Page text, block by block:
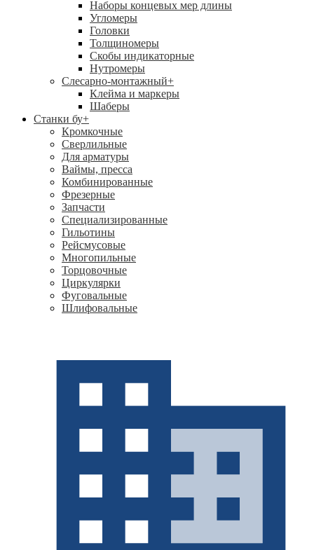
Наборы концевых мер длины
Угломеры
Головки
Толщиномеры
Скобы индикаторные
Нутромеры
Слесарно-монтажный+
Клейма и маркеры
Шаберы
Станки бу+
Кромкочные
Сверлильные
Для арматуры
Ваймы, пресса
Комбинированные
Фрезерные
Запчасти
Специализированные
Гильотины
Рейсмусовые
Многопильные
Торцовочные
Циркулярки
Фуговальные
Шлифовальные